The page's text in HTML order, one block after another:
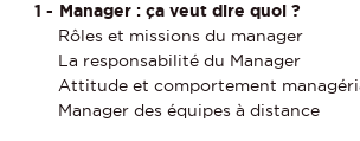
Manager : ça veut dire quoi ?
Rôles et missions du manager
La responsabilité du Manager
Attitude et comportement
Manager des équipes à distance